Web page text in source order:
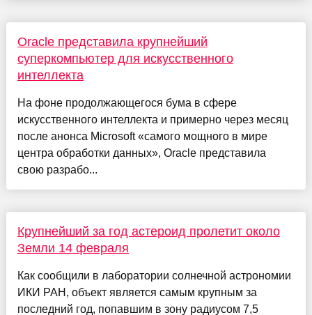
Oracle представила крупнейший
суперкомпьютер для искусственного
интеллекта
На фоне продолжающегося бума в сфере
искусственного интеллекта и примерно через месяц
после анонса Microsoft «самого мощного в мире
центра обработки данных», Oracle представила
свою разрабо...
Крупнейший за год астероид пролетит около
Земли 14 февраля
Как сообщили в лаборатории солнечной астрономии
ИКИ РАН, объект является самым крупным за
последний год, попавшим в зону радиусом 7,5